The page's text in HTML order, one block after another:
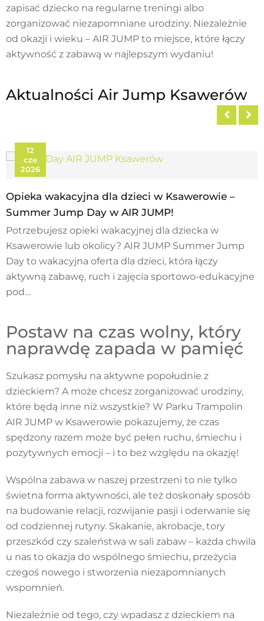
zapisać dziecko na regularne treningi albo
zorganizować niezapomniane urodziny. Niezależnie
od okazji i wieku – AIR JUMP to miejsce, które łączy
aktywność z zabawą w najlepszym wydaniu!
Aktualności Air Jump Ksawerów
12
cze
2026
Opieka wakacyjna dla dzieci w Ksawerowie –
Summer Jump Day w AIR JUMP!
Potrzebujesz opieki wakacyjnej dla dziecka w
Ksawerowie lub okolicy? AIR JUMP Summer Jump
Day to wakacyjna oferta dla dzieci, która łączy
aktywną zabawę, ruch i zajęcia sportowo-edukacyjne
pod…
Postaw na czas wolny, który
naprawdę zapada w pamięć
Szukasz pomysłu na aktywne popołudnie z
dzieckiem? A może chcesz zorganizować urodziny,
które będą inne niż wszystkie? W Parku Trampolin
AIR JUMP w Ksawerowie pokazujemy, że czas
spędzony razem może być pełen ruchu, śmiechu i
pozytywnych emocji – i to bez względu na okazję!
Wspólna zabawa w naszej przestrzeni to nie tylko
świetna forma aktywności, ale też doskonały sposób
na budowanie relacji, rozwijanie pasji i oderwanie się
od codziennej rutyny. Skakanie, akrobacje, tory
przeszkód czy szaleństwa w sali zabaw – każda chwila
u nas to okazja do wspólnego śmiechu, przeżycia
czegoś nowego i stworzenia niezapomnianych
wspomnień.
Niezależnie od tego, czy wpadasz z dzieckiem na